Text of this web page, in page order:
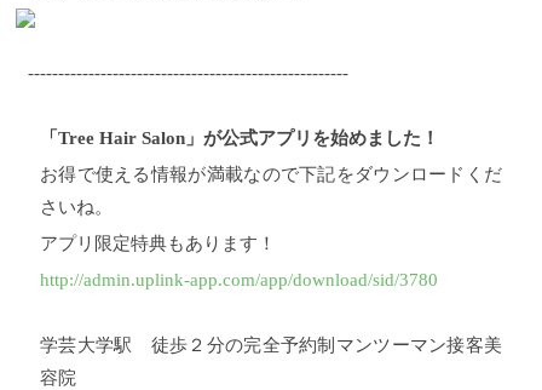
-----------------------------------------------------
「Tree Hair Salon」が公式アプリを始めました！
お得で使える情報が満載なので下記をダウンロードくだ
さいね。
アプリ限定特典もあります！
http://admin.uplink-app.com/app/download/sid/3780
学芸大学駅 徒歩２分の完全予約制マンツーマン接客美
容院